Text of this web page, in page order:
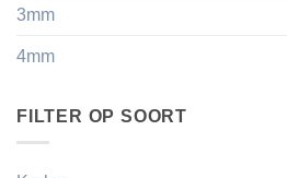
3mm
4mm
FILTER OP SOORT